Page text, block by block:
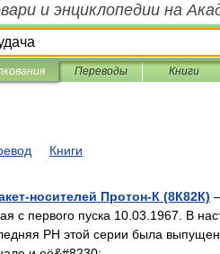
и энциклопедии на
Переводы Книги
Книги
носителей Протон-К (8К82К)
с первого пуска 10.03.1967. В
РН этой серии была